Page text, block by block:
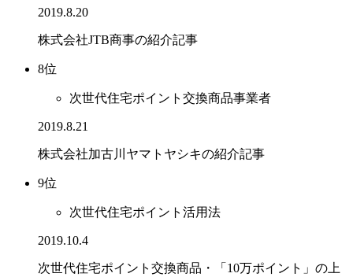
2019.8.20
株式会社JTB商事の紹介記事
8位
次世代住宅ポイント交換商品事業者
2019.8.21
株式会社加古川ヤマトヤシキの紹介記事
9位
次世代住宅ポイント活用法
2019.10.4
次世代住宅ポイント交換商品・「10万ポイント」の上